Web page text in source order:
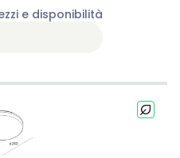
e disponibilità